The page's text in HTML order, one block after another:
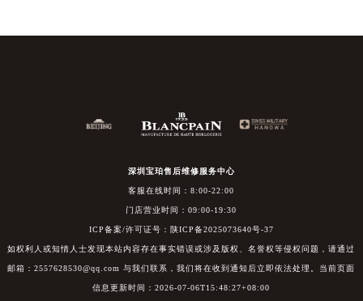
深圳宝珀售后维修服务中心
客服在线时间：8:00-22:00
门店营业时间：09:00-19:30
ICP备案/许可证号：陕ICP备2025073640号-37
如权利人或知情人士发现本站内容存在事实错误或涉及版权、名誉权等侵权问题，请通过
邮箱：2557628530@qq.com 与我们联系，我们将在收到通知后立即依法处理。当前页面
信息更新时间：2026-07-06T15:48:27+08:00